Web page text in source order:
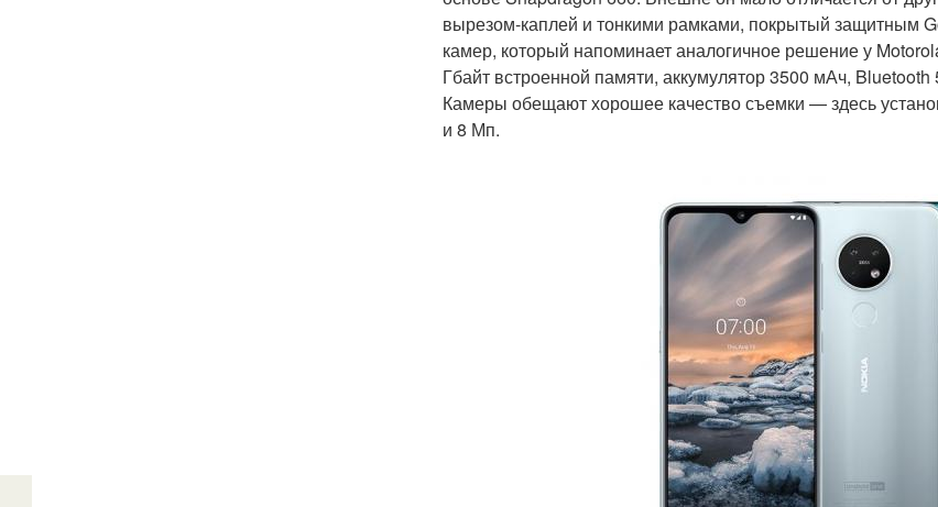
вырезом-каплей и тонкими рамками, покрытый защитным
камер, который напоминает аналогичное решение у
Гбайт встроенной памяти, аккумулятор 3500 мАч, Bluetooth
Камеры обещают хорошее качество съемки — здесь
и 8 Мп.